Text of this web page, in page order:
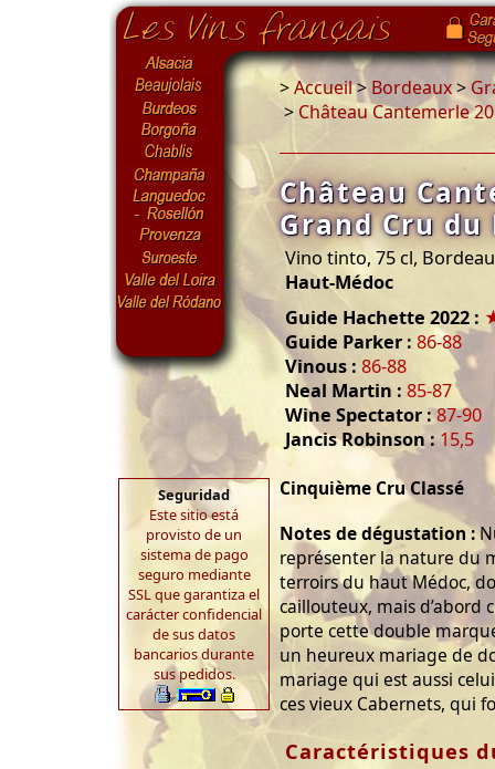
Seguridad
Este sitio está
provisto de un
sistema de pago
seguro mediante
SSL que garantiza el
carácter confidencial
de sus datos
bancarios durante
sus pedidos.
>Accueil>Bordeaux>
> Château Cantemerle
Château
Grand Cru
Vino tinto, 75 cl,
Haut-Médoc
Guide Hachette 2022 :
Guide Parker : 86-88
Vinous : 86-88
Neal Martin : 85-87
Wine Spectator :87-90
Jancis Robinson : 15,5
Cinquième Cru Classé
Notes de dégustation :
représenter la nature du
terroirs du haut Médoc,
caillouteux, mais d’abord
porte cette double
un heureux mariage de
mariage qui est aussi
ces vieux Cabernets, qui
Caractéristiques